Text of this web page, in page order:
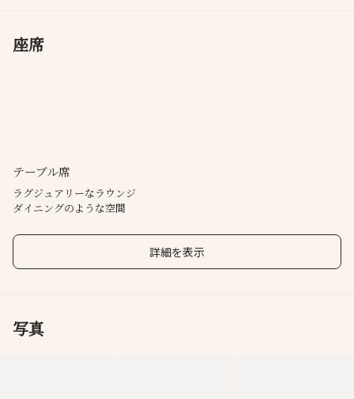
座席
テーブル席
ラグジュアリーなラウンジ
ダイニングのような空間
詳細を表示
写真